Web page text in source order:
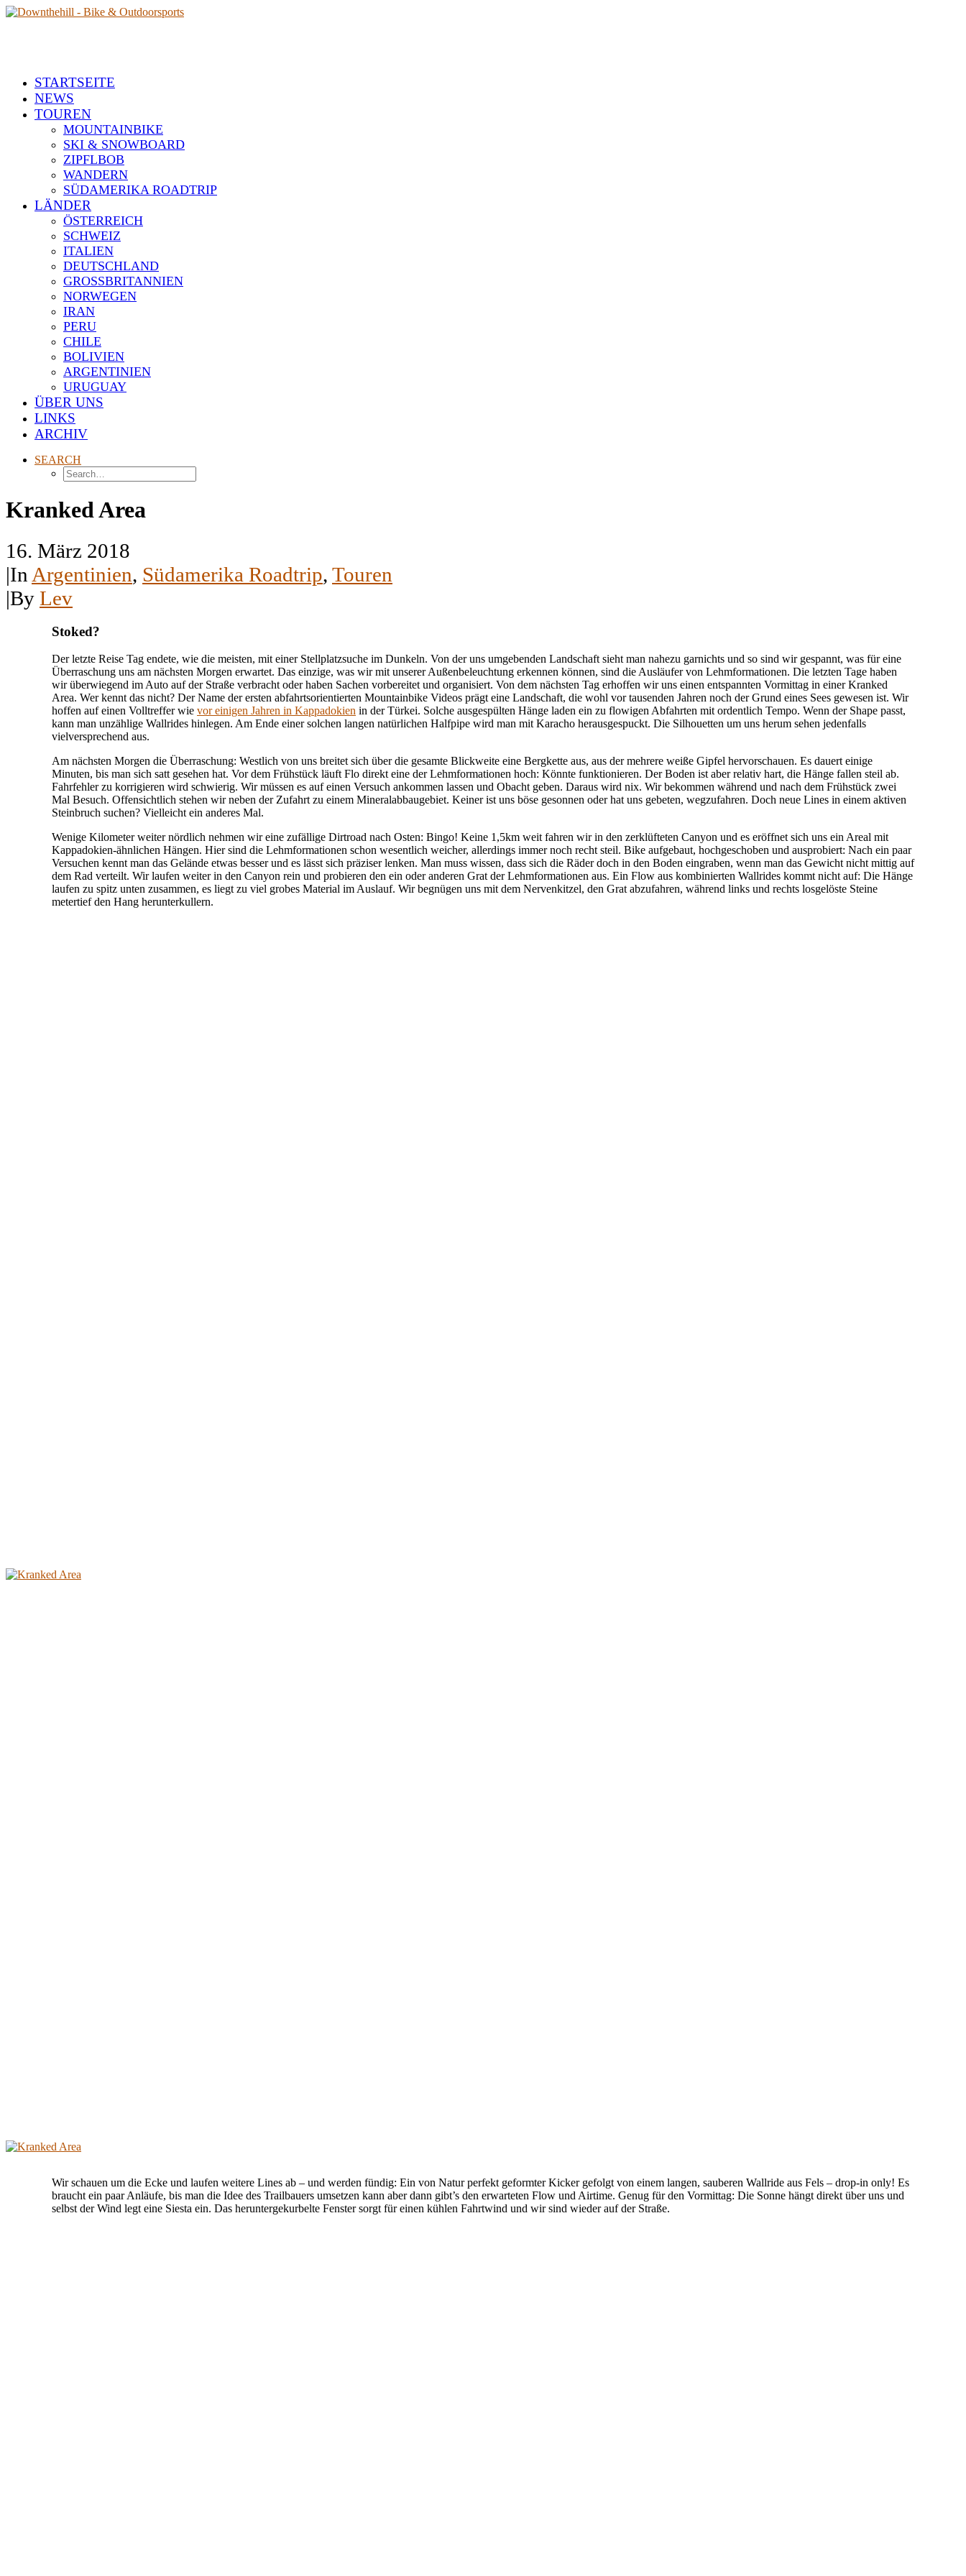
STARTSEITE
NEWS
TOUREN
MOUNTAINBIKE
SKI & SNOWBOARD
ZIPFLBOB
WANDERN
SÜDAMERIKA ROADTRIP
LÄNDER
ÖSTERREICH
SCHWEIZ
ITALIEN
DEUTSCHLAND
GROSSBRITANNIEN
NORWEGEN
IRAN
PERU
CHILE
BOLIVIEN
ARGENTINIEN
URUGUAY
ÜBER UNS
LINKS
ARCHIV
SEARCH
Kranked Area
16. März 2018
|In Argentinien, Südamerika Roadtrip, Touren
|By Lev
Stoked?
Der letzte Reise Tag endete, wie die meisten, mit einer Stellplatzsuche im Dunkeln. Von der uns umgebenden Landschaft sieht man nahezu garnichts und so sind wir gespannt, was für eine
Überraschung uns am nächsten Morgen erwartet. Das einzige, was wir mit unserer Außenbeleuchtung erkennen können, sind die Ausläufer von Lehmformationen. Die letzten Tage haben
wir überwiegend im Auto auf der Straße verbracht oder haben Sachen vorbereitet und organisiert. Von dem nächsten Tag erhoffen wir uns einen entspannten Vormittag in einer Kranked
Area. Wer kennt das nicht? Der Name der ersten abfahrtsorientierten Mountainbike Videos prägt eine Landschaft, die wohl vor tausenden Jahren noch der Grund eines Sees gewesen ist. Wir
hoffen auf einen Volltreffer wie vor einigen Jahren in Kappadokien in der Türkei. Solche ausgespülten Hänge laden ein zu flowigen Abfahrten mit ordentlich Tempo. Wenn der Shape passt,
kann man unzählige Wallrides hinlegen. Am Ende einer solchen langen natürlichen Halfpipe wird man mit Karacho herausgespuckt. Die Silhouetten um uns herum sehen jedenfalls
vielversprechend aus.
Am nächsten Morgen die Überraschung: Westlich von uns breitet sich über die gesamte Blickweite eine Bergkette aus, aus der mehrere weiße Gipfel hervorschauen. Es dauert einige
Minuten, bis man sich satt gesehen hat. Vor dem Frühstück läuft Flo direkt eine der Lehmformationen hoch: Könnte funktionieren. Der Boden ist aber relativ hart, die Hänge fallen steil ab.
Fahrfehler zu korrigieren wird schwierig. Wir müssen es auf einen Versuch ankommen lassen und Obacht geben. Daraus wird nix. Wir bekommen während und nach dem Frühstück zwei
Mal Besuch. Offensichtlich stehen wir neben der Zufahrt zu einem Mineralabbaugebiet. Keiner ist uns böse gesonnen oder hat uns gebeten, wegzufahren. Doch neue Lines in einem aktiven
Steinbruch suchen? Vielleicht ein anderes Mal.
Wenige Kilometer weiter nördlich nehmen wir eine zufällige Dirtroad nach Osten: Bingo! Keine 1,5km weit fahren wir in den zerklüfteten Canyon und es eröffnet sich uns ein Areal mit
Kappadokien-ähnlichen Hängen. Hier sind die Lehmformationen schon wesentlich weicher, allerdings immer noch recht steil. Bike aufgebaut, hochgeschoben und ausprobiert: Nach ein paar
Versuchen kennt man das Gelände etwas besser und es lässt sich präziser lenken. Man muss wissen, dass sich die Räder doch in den Boden eingraben, wenn man das Gewicht nicht mittig auf
dem Rad verteilt. Wir laufen weiter in den Canyon rein und probieren den ein oder anderen Grat der Lehmformationen aus. Ein Flow aus kombinierten Wallrides kommt nicht auf: Die Hänge
laufen zu spitz unten zusammen, es liegt zu viel grobes Material im Auslauf. Wir begnügen uns mit dem Nervenkitzel, den Grat abzufahren, während links und rechts losgelöste Steine
metertief den Hang herunterkullern.
Wir schauen um die Ecke und laufen weitere Lines ab – und werden fündig: Ein von Natur perfekt geformter Kicker gefolgt von einem langen, sauberen Wallride aus Fels – drop-in only! Es
braucht ein paar Anläufe, bis man die Idee des Trailbauers umsetzen kann aber dann gibt’s den erwarteten Flow und Airtime. Genug für den Vormittag: Die Sonne hängt direkt über uns und
selbst der Wind legt eine Siesta ein. Das heruntergekurbelte Fenster sorgt für einen kühlen Fahrtwind und wir sind wieder auf der Straße.